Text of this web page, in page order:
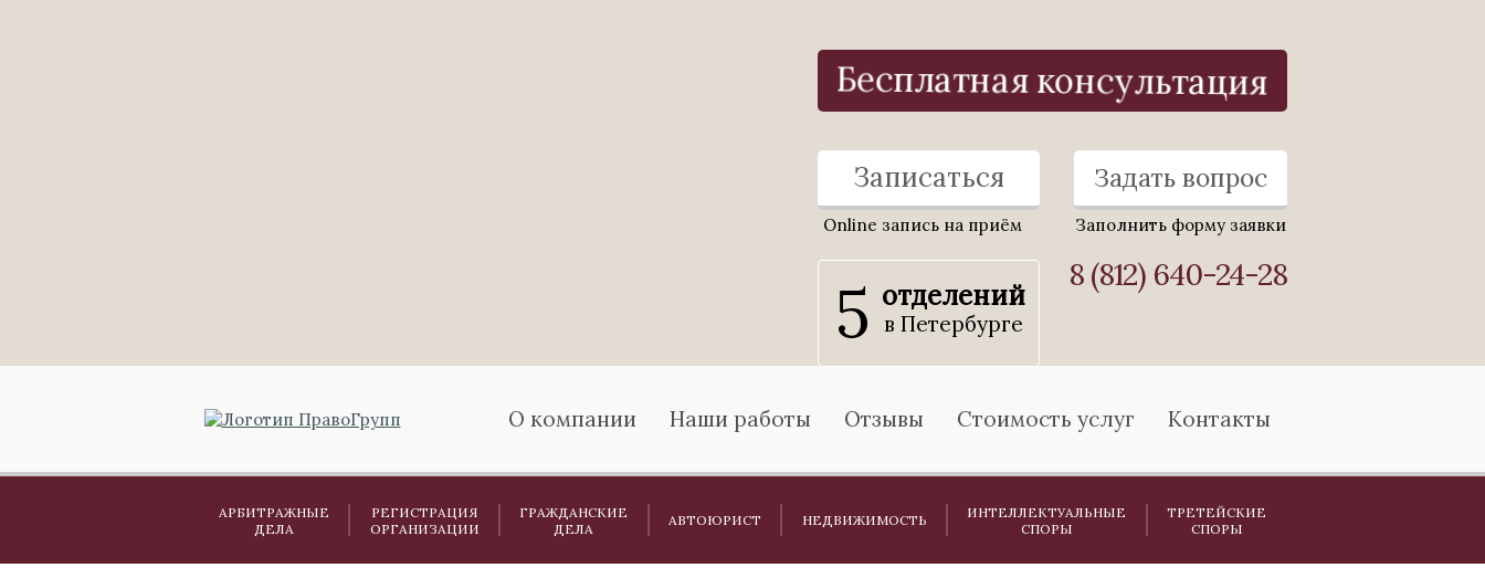
Бесплатная консультация
Записаться
Online запись на приём
Задать вопрос
Заполнить форму заявки
5 отделений
в Петербурге
8 (812) 640-24-28
О компании Наши работы Отзывы Стоимость услуг Контакты
АРБИТРАЖНЫЕ
ДЕЛА
РЕГИСТРАЦИЯ
ОРГАНИЗАЦИИ
ГРАЖДАНСКИЕ
ДЕЛА
АВТОЮРИСТ НЕДВИЖИМОСТЬ
ИНТЕЛЛЕКТУАЛЬНЫЕ
СПОРЫ
ТРЕТЕЙСКИЕ
СПОРЫ